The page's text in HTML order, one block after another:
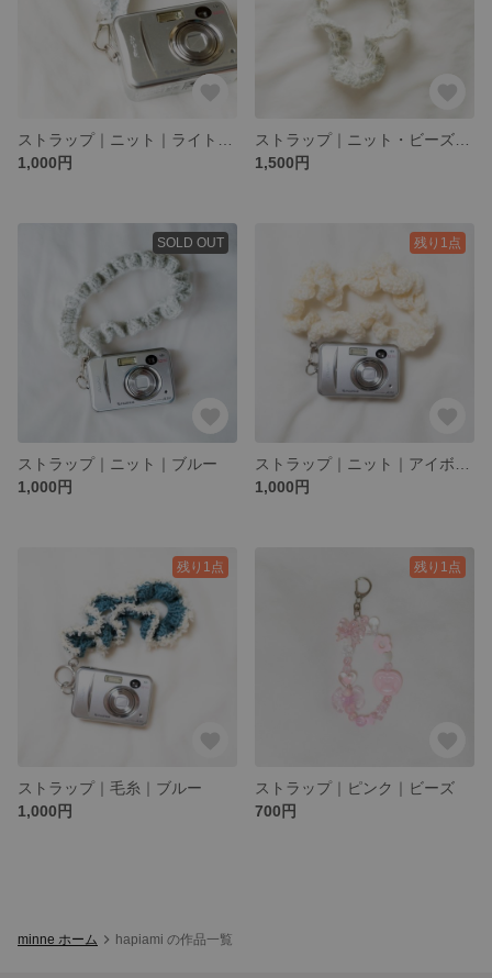
1,000円
1,500円
SOLD OUT
ストラップ｜ニット｜ブルー
1,000円
残り1点
1,000円
残り1点
ストラップ｜毛糸｜ブルー
1,000円
残り1点
ストラップ｜ピンク｜ビーズ
700円
minne ホーム hapiami の作品一覧